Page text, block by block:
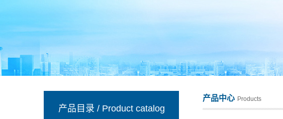
产品目录 / Product catalog
产品中心 Products